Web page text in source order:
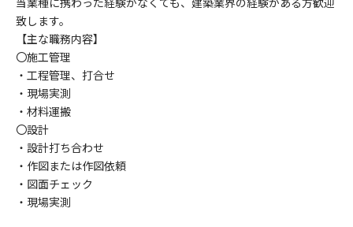
致します。
【主な職務内容】
〇施工管理
・工程管理、打合せ
・現場実測
・材料運搬
〇設計
・設計打ち合わせ
・作図または作図依頼
・図面チェック
・現場実測